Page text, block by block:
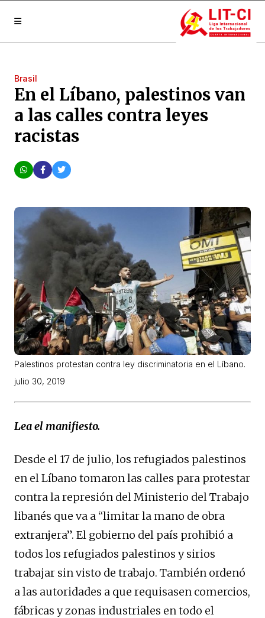
Brasil
En el Líbano, palestinos van
a las calles contra leyes
racistas
Palestinos protestan contra ley discriminatoria en el Líbano.
julio 30, 2019
Lea el manifiesto.
Desde el 17 de julio, los refugiados palestinos
en el Líbano tomaron las calles para protestar
contra la represión del Ministerio del Trabajo
libanés que va a “limitar la mano de obra
extranjera”. El gobierno del país prohibió a
todos los refugiados palestinos y sirios
trabajar sin visto de trabajo. También ordenó
a las autoridades a que requisasen comercios,
fábricas y zonas industriales en todo el